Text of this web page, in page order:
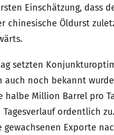
Einschätzung, dass
chinesische Öldurst
setzten
noch bekannt
Million Barrel pro
ordentlich
Exporte